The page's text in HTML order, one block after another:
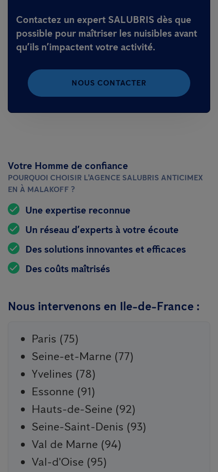
Contactez un expert SALUBRIS dès que
possible pour maîtriser les nuisibles avant
qu’ils n’impactent votre activité.
NOUS CONTACTER
Votre Homme de confiance
POURQUOI CHOISIR L'AGENCE SALUBRIS ANTICIMEX
EN À MALAKOFF ?
Une expertise reconnue
Un réseau d’experts à votre écoute
Des solutions innovantes et efficaces
Des coûts maîtrisés
Nous intervenons en Ile-de-France :
Paris (75)
Seine-et-Marne (77)
Yvelines (78)
Essonne (91)
Hauts-de-Seine (92)
Seine-Saint-Denis (93)
Val de Marne (94)
Val-d'Oise (95)